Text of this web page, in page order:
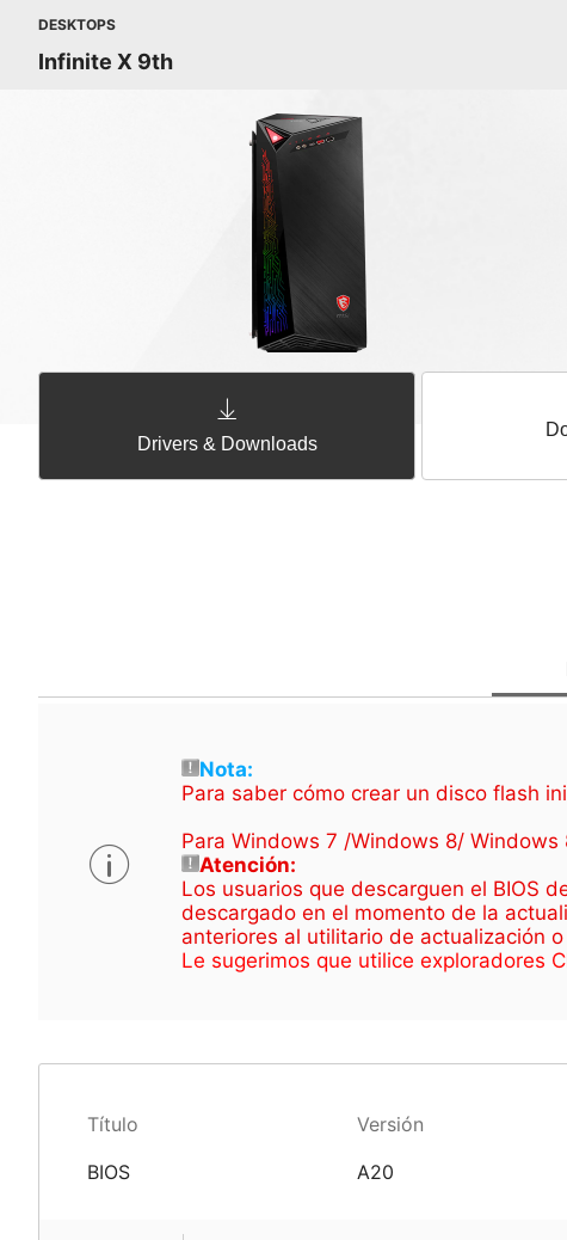
DESKTOPS
Infinite X 9th
Drivers & Downloads
Nota:
Para saber cómo crear un disco flash
Para Windows 7 /Windows 8/ Windows
Atención:
Los usuarios que descarguen el BIOS
descargado en el momento de la
anteriores al utilitario de actualización
Le sugerimos que utilice exploradores
Título Versión
BIOS
A20